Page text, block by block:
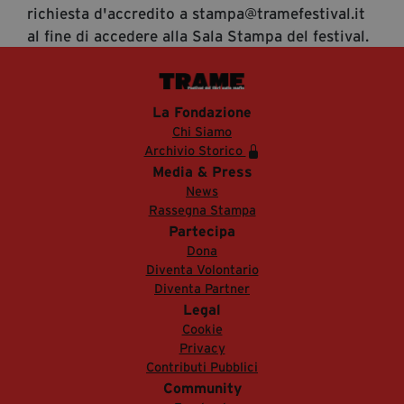
richiesta d'accredito a stampa@tramefestival.it
al fine di accedere alla Sala Stampa del festival.
La Fondazione
Chi Siamo
Archivio Storico
Media & Press
News
Rassegna Stampa
Partecipa
Dona
Diventa Volontario
Diventa Partner
Legal
Cookie
Privacy
Contributi Pubblici
Community